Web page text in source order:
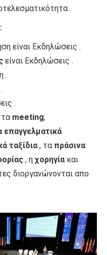
.
είναι Εκδηλώσεις .
είναι Εκδηλώσεις .
.
.
τα meeting,
επαγγελματικά
ταξίδια, τα πράσινα
, ηχορηγίακαι
διοργανώνονται απο